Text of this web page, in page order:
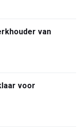
van
voor